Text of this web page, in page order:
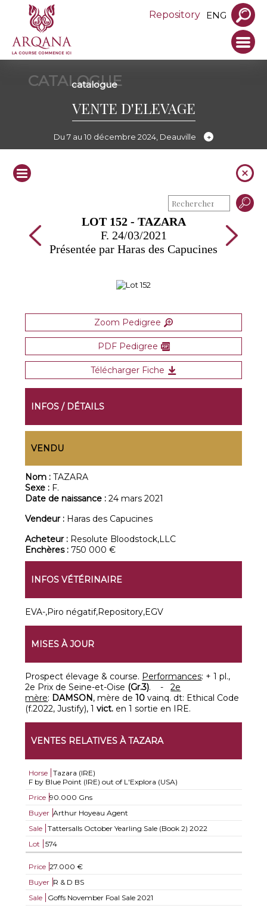
Repository ENG
CATALOGUE
catalogue
VENTE D'ELEVAGE
Du 7 au 10 décembre 2024, Deauville
LOT 152 - TAZARA
F. 24/03/2021
Présentée par Haras des Capucines
Zoom Pedigree
PDF Pedigree
Télécharger Fiche
INFOS / DÉTAILS
VENDU
Nom :TAZARA
Sexe : F.
Date de naissance :24 mars 2021
Vendeur : Haras des Capucines
Acheteur : Resolute Bloodstock,LLC
Enchères :750 000 €
INFOS VÉTÉRINAIRE
EVA-,Piro négatif,Repository,EGV
MISES À JOUR
Prospect élevage & course. Performances: + 1 pl.,
2e Prix de Seine-et-Oise (Gr.3). -
2e
mère: DAMSON, mère de10 vainq. dt: Ethical Code
(f.2022, Justify), 1 vict. en 1 sortie en IRE.
VENTES RELATIVES À TAZARA
Horse
Tazara (IRE)
F by Blue Point (IRE) out of L'Explora (USA)
Price 90.000 Gns
Buyer Arthur Hoyeau Agent
Sale
Tattersalls October Yearling Sale (Book 2) 2022
Lot
574
Price 27.000 €
Buyer R & D BS
Sale
Goffs November Foal Sale 2021